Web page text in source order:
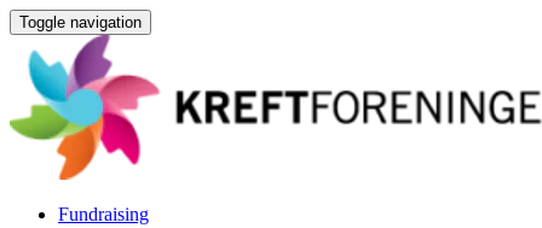
Toggle navigation
Fundraising